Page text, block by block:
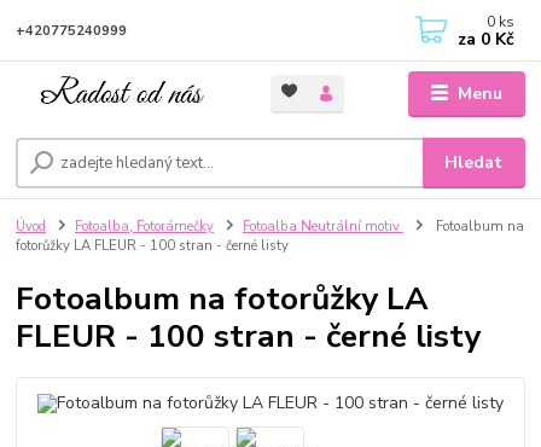
Menu
Hledat
+420775240999 0 ks
za 0 Kč
Úvod Fotoalba, Fotorámečky Fotoalba Neutrální motiv
Fotoalbum na
fotorůžky LA FLEUR - 100 stran - černé listy
Fotoalbum na fotorůžky LA
FLEUR - 100 stran - černé listy